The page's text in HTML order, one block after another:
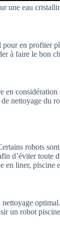
eau
en
à faire le bon
nettoyage du
robots
d’éviter toute
en liner, piscine
un robot